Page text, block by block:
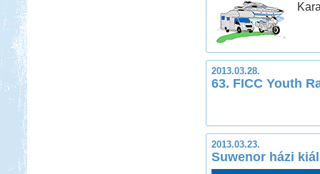
2013.03.28.
63. FICC Youth
2013.03.23.
Suwenor házi